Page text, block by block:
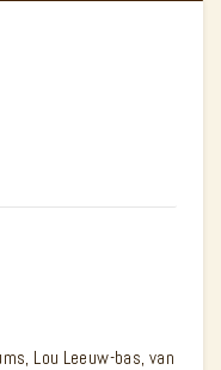
Lou Leeuw-bas, van